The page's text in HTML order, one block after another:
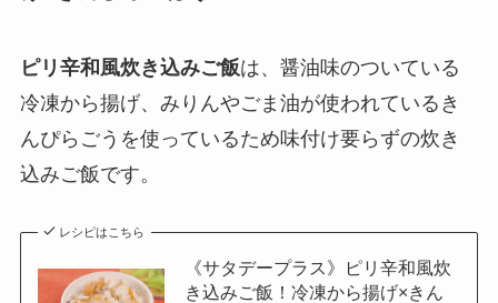
ピリ辛和風炊き込みご飯は、醤油味のついている
冷凍から揚げ、みりんやごま油が使われているき
んぴらごうを使っているため味付け要らずの炊き
込みご飯です。
レシピはこちら
《サタデープラス》ピリ辛和風炊
き込みご飯！冷凍から揚げ×きん